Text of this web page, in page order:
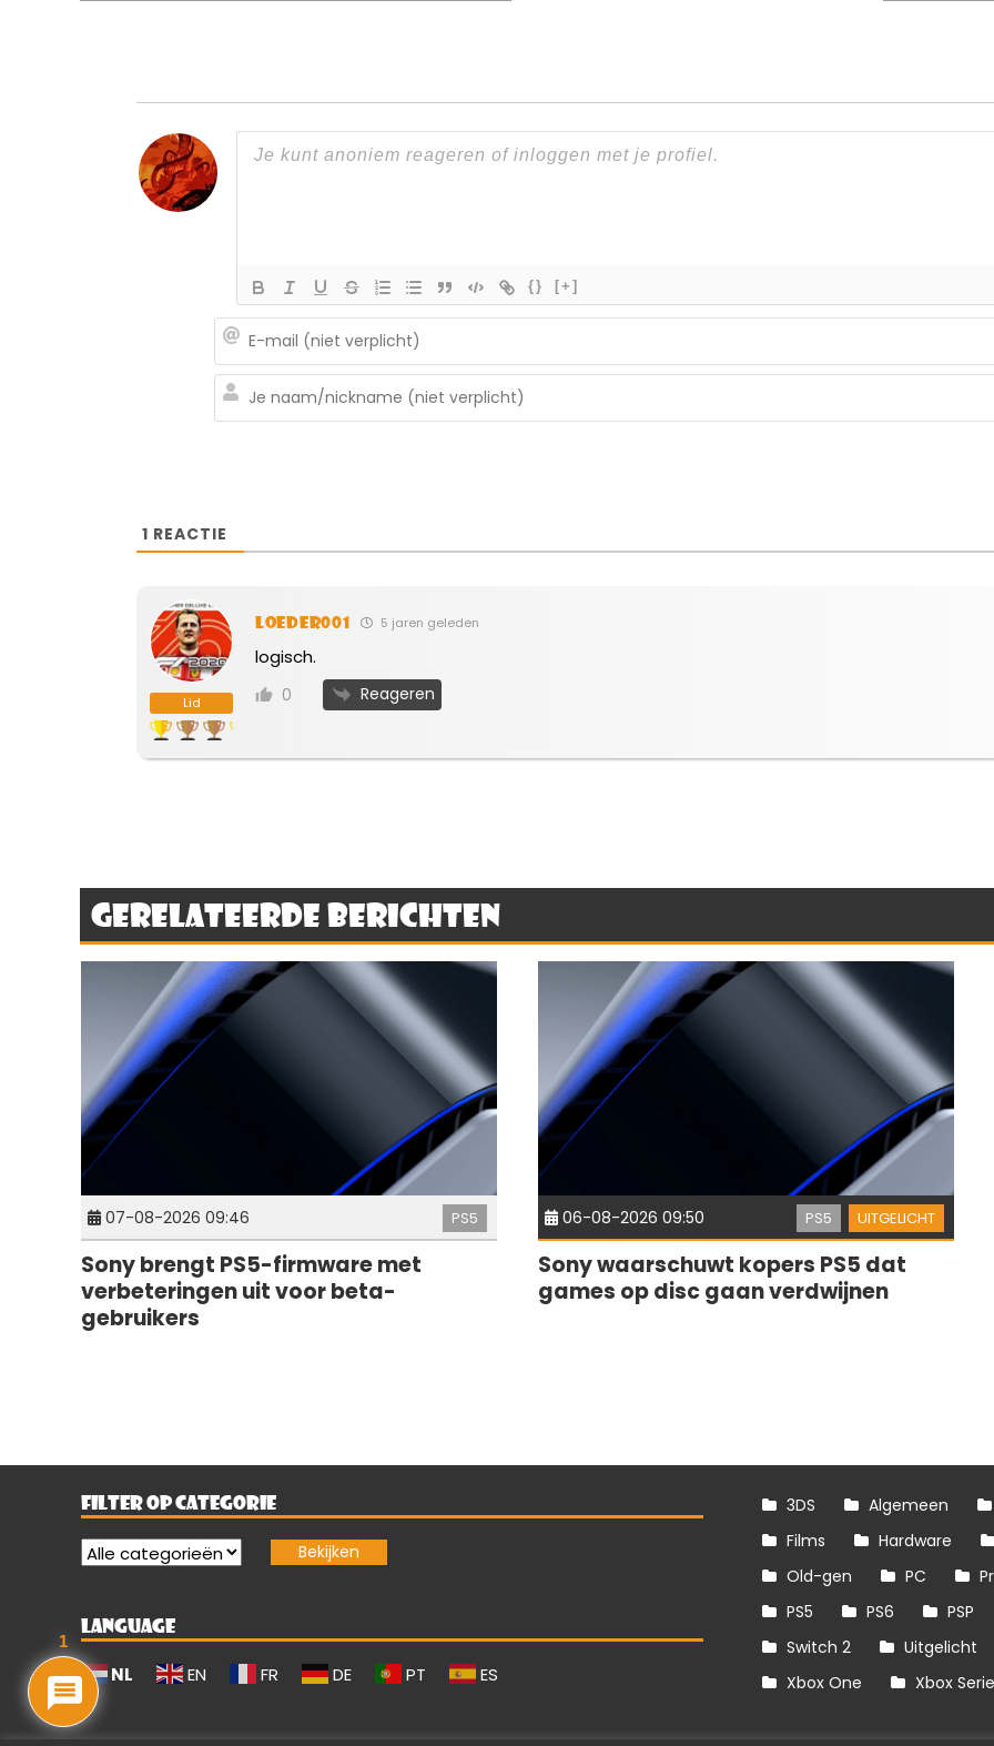
{} [+]
1 REACTIE
Lid
loeder001 5 jaren geleden
logisch.
0 Reageren
Gerelateerde berichten
07-08-2026 09:46 PS5
Sony brengt PS5-firmware met
verbeteringen uit voor beta-
gebruikers
06-08-2026 09:50 PS5 UITGELICHT
Sony waarschuwt kopers PS5 dat
games op disc gaan verdwijnen
FILTER OP CATEGORIE
LANGUAGE
NL EN FR DE PT ES
3DS Algemeen
Films
Hardware
Old-gen
PC
PS5
PS6 PSP
Switch 2
Uitgelicht
Xbox One
Xbox
1